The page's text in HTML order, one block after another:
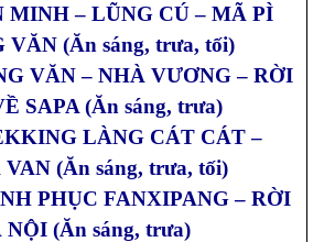
MINH – LŨNG CÚ – MÃ PÌ
VĂN (Ăn sáng, trưa, tối)
VĂN – NHÀ VƯƠNG – RỜI
SAPA (Ăn sáng, trưa)
LÀNG CÁT CÁT –
(Ăn sáng, trưa, tối)
PHỤC FANXIPANG – RỜI
NỘI (Ăn sáng, trưa)